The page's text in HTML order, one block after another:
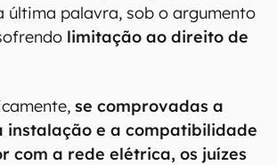
última palavra, sob o argumento
limitação ao direito de
se comprovadas a
instalação e a compatibilidade
com a rede elétrica, os juízes